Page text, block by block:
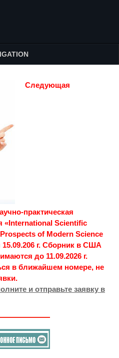
Следующая
практическая
«International Scientific
of Modern Science
г. Сборник в США
до 11.09.2026 г.
в ближайшем номере, не
и отправьте заявку в